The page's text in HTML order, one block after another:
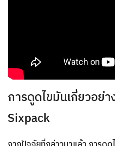
การดูดไขมันเกี่ยวอย่า
Sixpack